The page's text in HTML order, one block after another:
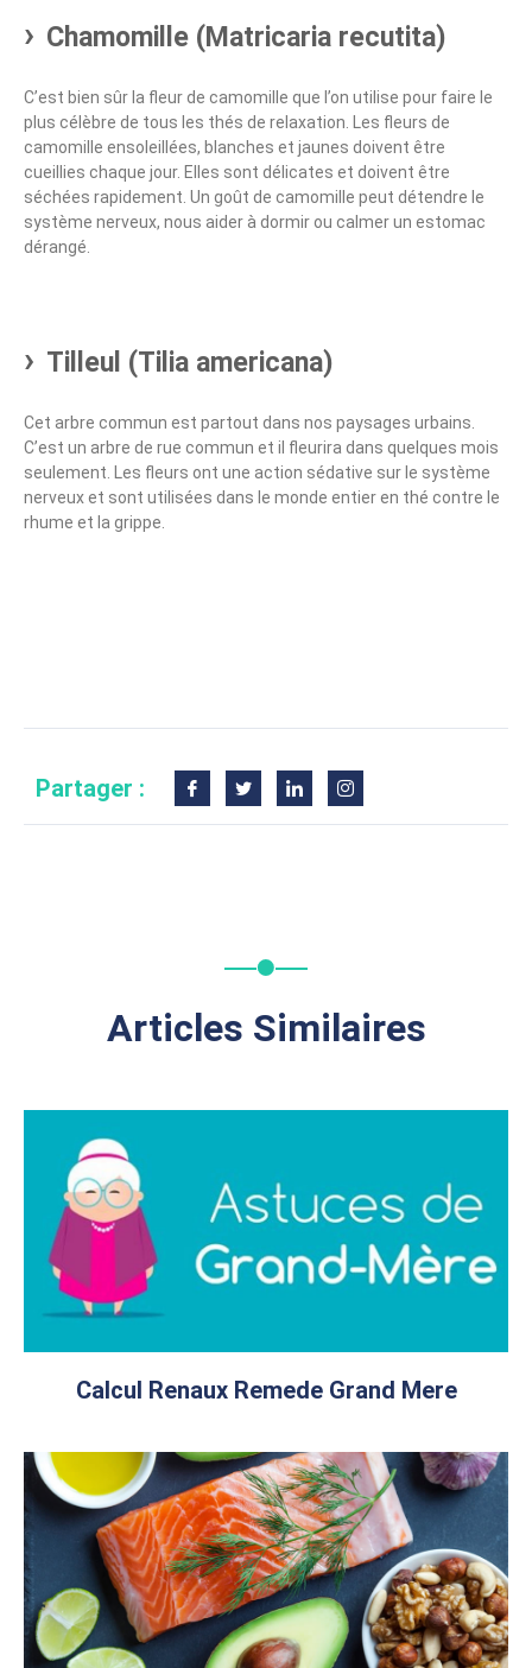
Chamomille (Matricaria recutita)
C’est bien sûr la fleur de camomille que l’on utilise pour faire le
plus célèbre de tous les thés de relaxation. Les fleurs de
camomille ensoleillées, blanches et jaunes doivent être
cueillies chaque jour. Elles sont délicates et doivent être
séchées rapidement. Un goût de camomille peut détendre le
système nerveux, nous aider à dormir ou calmer un estomac
dérangé.
Tilleul (Tilia americana)
Cet arbre commun est partout dans nos paysages urbains.
C’est un arbre de rue commun et il fleurira dans quelques mois
seulement. Les fleurs ont une action sédative sur le système
nerveux et sont utilisées dans le monde entier en thé contre le
rhume et la grippe.
Partager :
Articles Similaires
Calcul Renaux Remede Grand Mere